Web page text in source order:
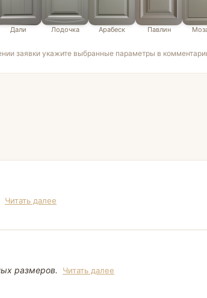
Дали Лодочка Арабеск Павлин
заявки укажите выбранные параметры в
Читать далее
размеров. Читать далее